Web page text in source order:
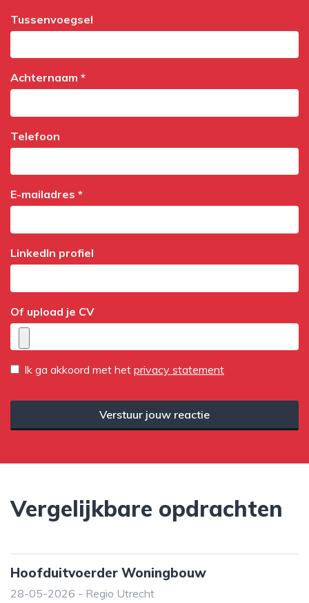
Tussenvoegsel
Achternaam *
Telefoon
E-mailadres *
LinkedIn profiel
Of upload je CV
Ik ga akkoord met het privacy statement
Verstuur jouw reactie
Vergelijkbare opdrachten
Hoofduitvoerder Woningbouw
28-05-2026 - Regio Utrecht